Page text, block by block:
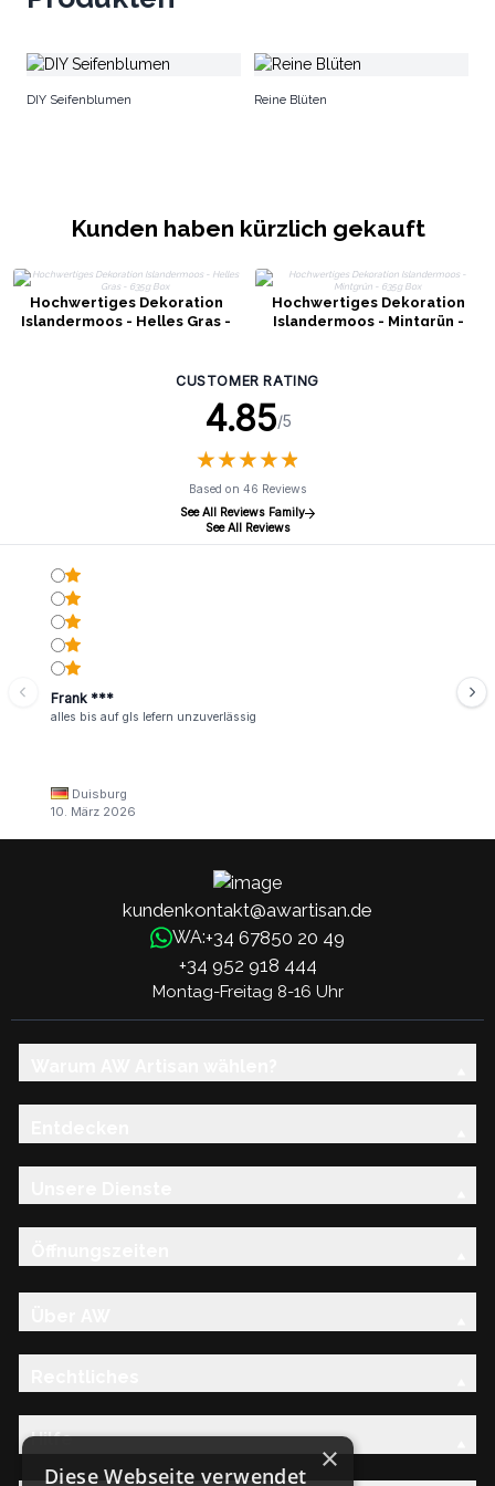
DIY Seifenblumen Reine Blüten
Kunden haben kürzlich gekauft
Hochwertiges Dekoration
Islandermoos - Helles Gras -
Hochwertiges Dekoration
Islandermoos - Mintgrün -
CUSTOMER RATING
4.85/5
★★★★★
★★★★★
Based on 46 Reviews
See All Reviews Family
See All Reviews
Frank ***
alles bis auf gls lefern unzuverlässig
Duisburg
10. März 2026
kundenkontakt@awartisan.de
WA:+34 67850 20 49
+34 952 918 444
Montag-Freitag 8-16 Uhr
Hilfe
×
Diese Webseite verwendet